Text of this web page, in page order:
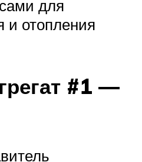
для
и отопления
#1 —